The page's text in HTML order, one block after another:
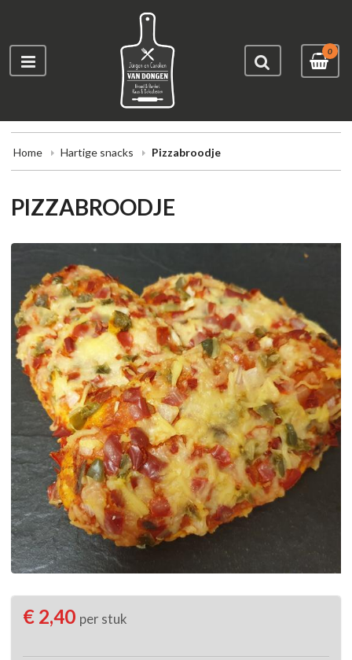
0
Home Hartige snacks Pizzabroodje
PIZZABROODJE
€ 2,40 per stuk